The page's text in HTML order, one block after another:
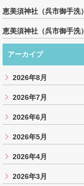
恵美須神社（呉市御手洗）
恵美須神社（呉市御手洗）
アーカイブ
2026年8月
2026年7月
2026年6月
2026年5月
2026年4月
2026年3月